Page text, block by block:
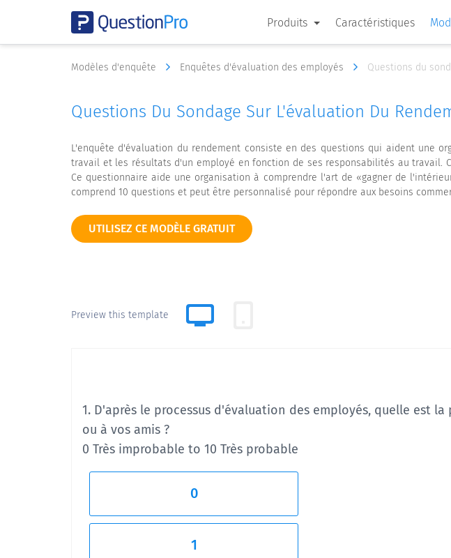
Produits Caractéristiques
Modèles d'enquête Enquêtes d'évaluation des employés Questions du
Questions Du Sondage Sur L'évaluation Du
L'enquête d'évaluation du rendement consiste en des questions qui aident une
travail et les résultats d'un employé en fonction de ses responsabilités au travail.
Ce questionnaire aide une organisation à comprendre l'art de «gagner de
comprend 10 questions et peut être personnalisé pour répondre aux besoins
UTILISEZ CE MODÈLE GRATUIT
Preview this template
1. D'après le processus d'évaluation des employés, quelle est
ou à vos amis ?
0 Très improbable to 10 Très probable
0
1